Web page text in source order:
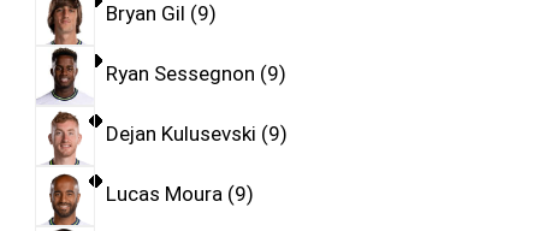
Bryan Gil 9
Ryan Sessegnon 9
Dejan Kulusevski 9
Lucas Moura 9